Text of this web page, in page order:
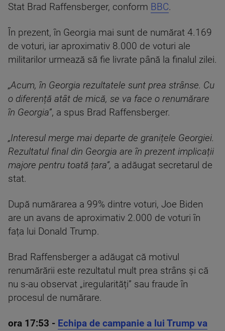
Stat Brad Raffensberger, conform BBC.
În prezent, în Georgia mai sunt de numărat 4.169
de voturi, iar aproximativ 8.000 de voturi ale
militarilor urmează să fie livrate până la finalul zilei.
„Acum, în Georgia rezultatele sunt prea strânse. Cu
o diferență atât de mică, se va face o renumărare
în Georgia”, a spus Brad Raffensberger.
„Interesul merge mai departe de granițele Georgiei.
Rezultatul final din Georgia are în prezent implicații
majore pentru toată țara”, a adăugat secretarul de
stat.
După numărarea a 99% dintre voturi, Joe Biden
are un avans de aproximativ 2.000 de voturi în
fața lui Donald Trump.
Brad Raffensberger a adăugat că motivul
renumărării este rezultatul mult prea strâns și că
nu s-au observat „iregularități” sau fraude în
procesul de numărare.
ora 17:53 - Echipa de campanie a lui Trump va